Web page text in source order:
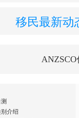
移民最新动
介绍